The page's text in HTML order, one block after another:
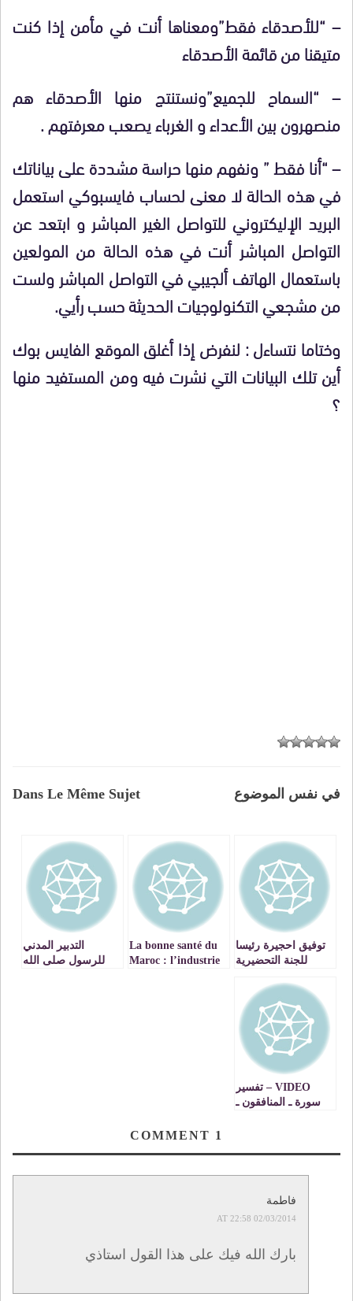
– “للأصدقاء فقط”ومعناها أنت في مأمن إذا كنت
متيقنا من قائمة الأصدقاء
– “السماح للجميع”ونستنتج منها الأصدقاء هم
منصهرون بين الأعداء و الغرباء يصعب معرفتهم .
– “أنا فقط ” ونفهم منها حراسة مشددة على بياناتك
في هذه الحالة لا معنى لحساب فايسبوكي استعمل
البريد الإليكتروني للتواصل الغير المباشر و ابتعد عن
التواصل المباشر أنت في هذه الحالة من المولعين
باستعمال الهاتف ألجيبي في التواصل المباشر ولست
من مشجعي التكنولوجيات الحديثة حسب رأيي.
وختاما نتساءل : لنفرض إذا أغلق الموقع الفايس بوك
أين تلك البيانات التي نشرت فيه ومن المستفيد منها
؟
Dans Le Même Sujet في نفس الموضوع
توفيق احجيرة رئيسا
للجنة التحضيرية
الإستقلال المقبل
La bonne santé du
Maroc : l’industrie
التدبير المدني
للرسول صلى الله
VIDEO – تفسير
سورة ـ المنافقون ـ
1
فاطمة
02/03/2014 AT 22:58
بارك الله فيك على هذا القول استاذي